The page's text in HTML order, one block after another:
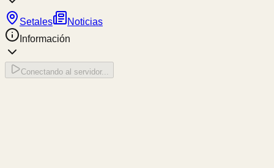
Setales
Noticias
Información
Conectando al servidor...